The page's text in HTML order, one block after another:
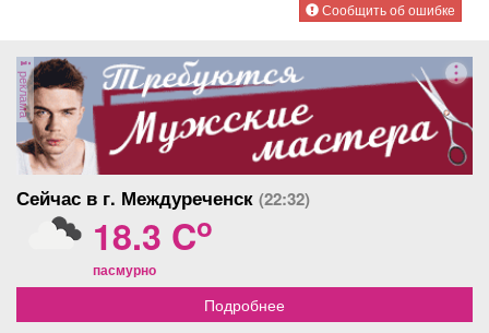
Сообщить об ошибке
реклама
Сейчас в г. Междуреченск (22:32)
18.3 Co
пасмурно
Подробнее